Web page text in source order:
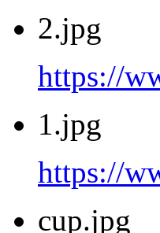
2.jpg
https://
1.jpg
https://
cup.jpg